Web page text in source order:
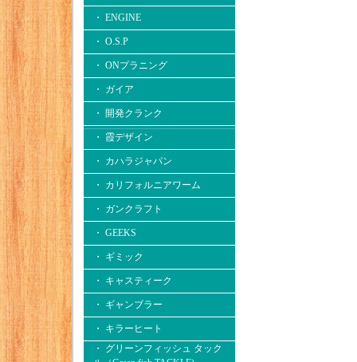
・ ENGINE
・ O.S.P
・ ONプラニング
・ ガイア
・ 開発クランク
・ 霞デザイン
・ カハラジャパン
・ カリフォルニアワーム
・ ガンクラフト
・ GEEKS
・ ギミック
・ キャスティーク
・ ギャンブラー
・ キラーヒート
・ グリーンフィッシュ タック